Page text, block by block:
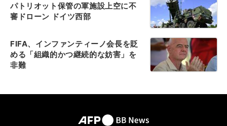
パトリオット保管の軍施設上空に不
審ドローン ドイツ西部
FIFA、インファンティーノ会長を貶
める「組織的かつ継続的な妨害」を
非難